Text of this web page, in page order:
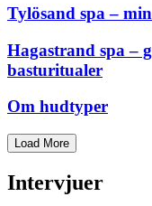
Tylösand spa –
Hagastrand spa –
basturitualer
Om hudtyper
Load More
Intervjuer